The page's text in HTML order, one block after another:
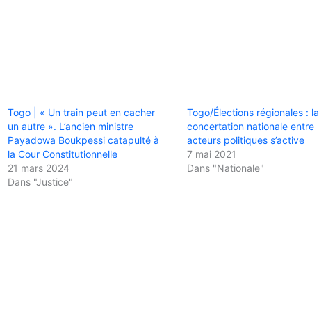
Togo | « Un train peut en cacher
un autre ». L’ancien ministre
Payadowa Boukpessi catapulté à
la Cour Constitutionnelle
21 mars 2024
Dans "Justice"
Togo/Élections régionales : la
concertation nationale entre
acteurs politiques s’active
7 mai 2021
Dans "Nationale"